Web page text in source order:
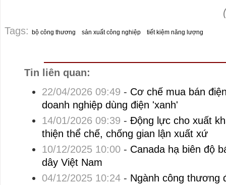
Tags: bộ công thương sản xuất công nghiệp tiết kiệm năng lượng
Tin liên quan:
22/04/2026 09:49 - Cơ chế mua bán
doanh nghiệp dùng điện 'xanh'
14/01/2026 09:39 - Động lực cho xuất
thiện thể chế, chống gian lận xuất xứ
10/12/2025 10:00- Canada hạ biên độ
dây Việt Nam
04/12/2025 10:24- Ngành công thương